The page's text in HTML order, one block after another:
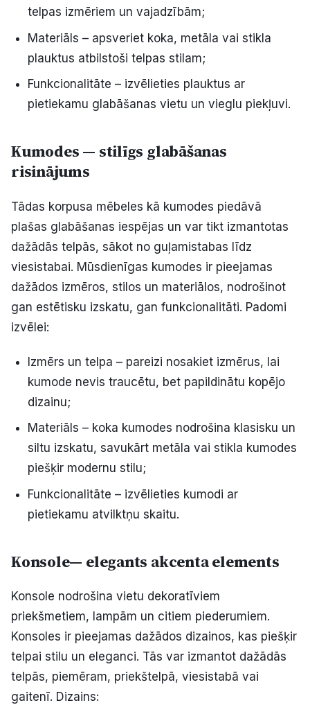
telpas izmēriem un vajadzībām;
Materiāls – apsveriet koka, metāla vai stikla
plauktus atbilstoši telpas stilam;
Funkcionalitāte – izvēlieties plauktus ar
pietiekamu glabāšanas vietu un vieglu piekļuvi.
Kumodes — stilīgs glabāšanas
risinājums
Tādas korpusa mēbeles kā kumodes piedāvā
plašas glabāšanas iespējas un var tikt izmantotas
dažādās telpās, sākot no guļamistabas līdz
viesistabai. Mūsdienīgas kumodes ir pieejamas
dažādos izmēros, stilos un materiālos, nodrošinot
gan estētisku izskatu, gan funkcionalitāti. Padomi
izvēlei:
Izmērs un telpa – pareizi nosakiet izmērus, lai
kumode nevis traucētu, bet papildinātu kopējo
dizainu;
Materiāls – koka kumodes nodrošina klasisku un
siltu izskatu, savukārt metāla vai stikla kumodes
piešķir modernu stilu;
Funkcionalitāte – izvēlieties kumodi ar
pietiekamu atvilktņu skaitu.
Konsole— elegants akcenta elements
Konsole nodrošina vietu dekoratīviem
priekšmetiem, lampām un citiem piederumiem.
Konsoles ir pieejamas dažādos dizainos, kas piešķir
telpai stilu un eleganci. Tās var izmantot dažādās
telpās, piemēram, priekštelpā, viesistabā vai
gaitenī. Dizains: